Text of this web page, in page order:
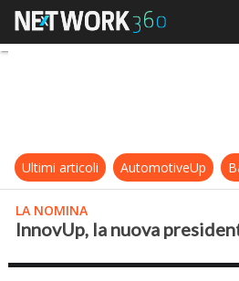
InnovUp,
Ultimi articoli AutomotiveUp
LA NOMINA
InnovUp, la nuova